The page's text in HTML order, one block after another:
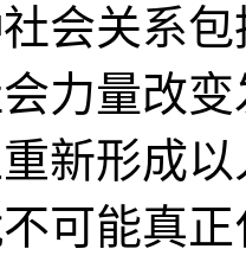
会关系
力量改
新形成
可能真